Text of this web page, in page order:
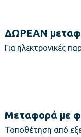
ΔΩΡΕΑΝ
Για ηλεκτρονικές
Μεταφορά με
Τοποθέτηση από